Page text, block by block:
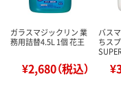
ガラスマジックリン 業
務用詰替4.5L 1個 花王
¥2,680（税込）
バス
ちス